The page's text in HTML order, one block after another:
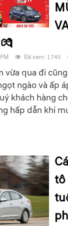
Đã xem: 1745
vừa qua đi
ngào và ấp
khách hàng
hấp dẫn khi
tô